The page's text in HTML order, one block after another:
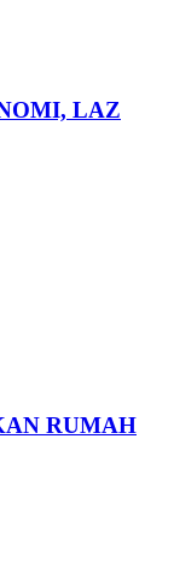
LAZ
RUMAH